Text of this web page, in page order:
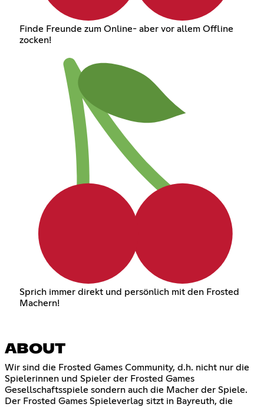
Finde Freunde zum Online- aber vor allem Offline
zocken!
Sprich immer direkt und persönlich mit den Frosted
Machern!
ABOUT
Wir sind die Frosted Games Community, d.h. nicht nur die
Spielerinnen und Spieler der Frosted Games
Gesellschaftsspiele sondern auch die Macher der Spiele.
Der Frosted Games Spieleverlag sitzt in Bayreuth, die